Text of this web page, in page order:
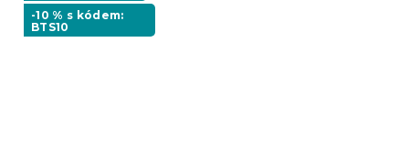
-10 % s kódem:
BTS10